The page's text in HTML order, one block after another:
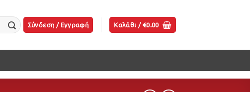
Σύνδεση / Εγγραφή Καλάθι /€0.00